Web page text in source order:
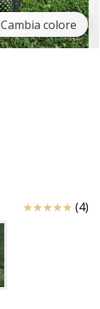
Cambia colore
Recensioni(4)